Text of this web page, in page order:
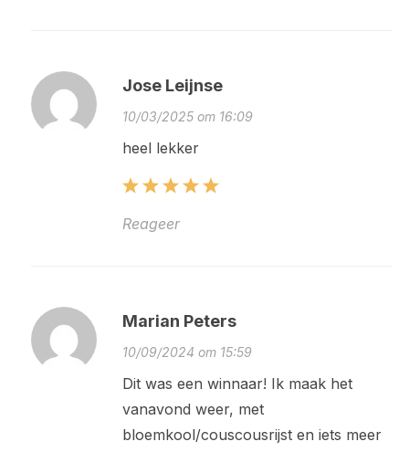
Jose Leijnse
10/03/2025 om 16:09
heel lekker
Reageer
Marian Peters
10/09/2024 om 15:59
Dit was een winnaar! Ik maak het
vanavond weer, met
bloemkool/couscousrijst en iets meer